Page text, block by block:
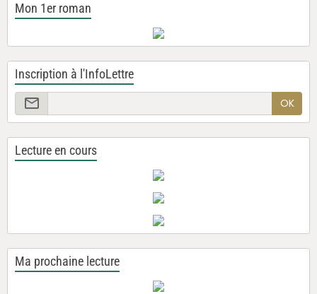
Mon 1er roman
Inscription à l'InfoLettre
OK
Lecture en cours
Ma prochaine lecture